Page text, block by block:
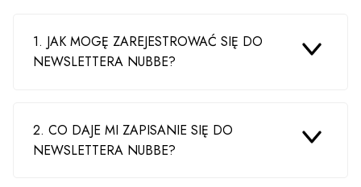
1. JAK MOGĘ ZAREJESTROWAĆ SIĘ DO
NEWSLETTERA NUBBE?
2. CO DAJE MI ZAPISANIE SIĘ DO
NEWSLETTERA NUBBE?